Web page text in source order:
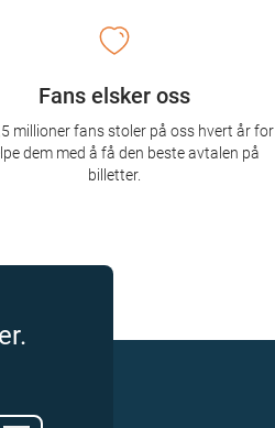
Fans elsker oss
millioner fans stoler på oss hvert år for
dem med å få den beste avtalen på
billetter.